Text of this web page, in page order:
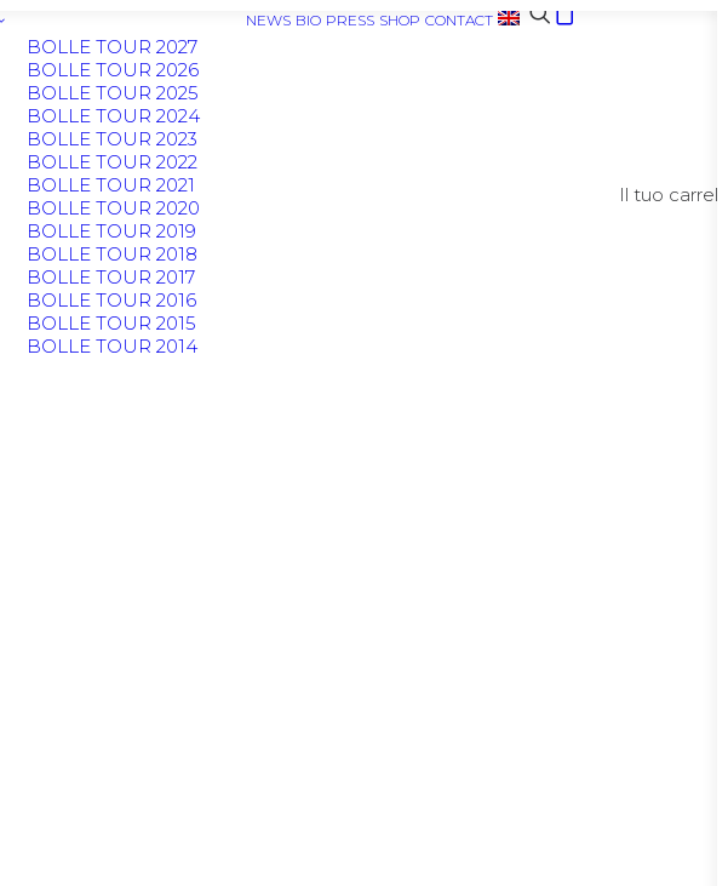
BOLLE TOUR 2027
BOLLE TOUR 2026
BOLLE TOUR 2025
BOLLE TOUR 2024
BOLLE TOUR 2023
BOLLE TOUR 2022
BOLLE TOUR 2021
BOLLE TOUR 2020
BOLLE TOUR 2019
BOLLE TOUR 2018
BOLLE TOUR 2017
BOLLE TOUR 2016
BOLLE TOUR 2015
BOLLE TOUR 2014
NEWS BIO PRESS SHOP CONTACT
Il tuo